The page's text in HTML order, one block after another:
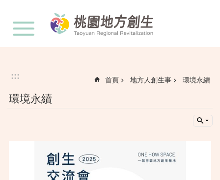
::: 首頁 地方人創生事 環境永續
環境永續